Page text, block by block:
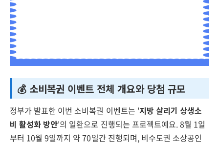
💰 소비복권 이벤트 전체 개요와 당첨 규모
정부가 발표한 이번 소비복권 이벤트는 '지방 살리기 상생소
비 활성화 방안'의 일환으로 진행되는 프로젝트예요. 8월 1일
부터 10월 9일까지 약 70일간 진행되며, 비수도권 소상공인